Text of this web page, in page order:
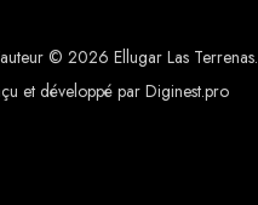
© 2026 Ellugar Las Terrenas.
et développé par Diginest.pro